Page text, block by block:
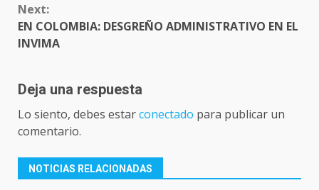
Next:
EN COLOMBIA: DESGREÑO ADMINISTRATIVO EN EL
INVIMA
Deja una respuesta
Lo siento, debes estarconectado para publicar un
comentario.
NOTICIAS RELACIONADAS